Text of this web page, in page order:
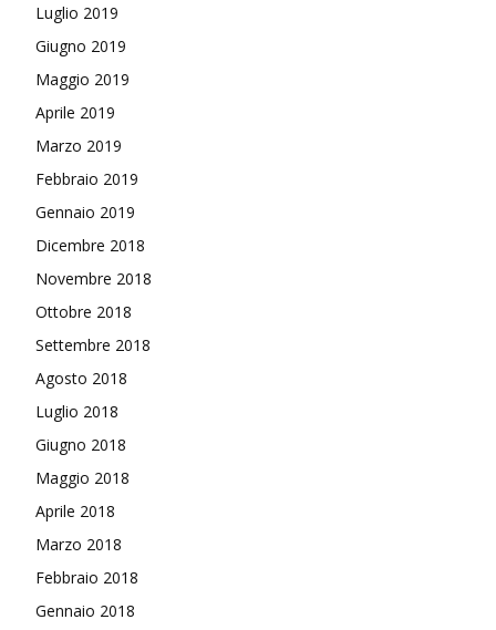
Luglio 2019
Giugno 2019
Maggio 2019
Aprile 2019
Marzo 2019
Febbraio 2019
Gennaio 2019
Dicembre 2018
Novembre 2018
Ottobre 2018
Settembre 2018
Agosto 2018
Luglio 2018
Giugno 2018
Maggio 2018
Aprile 2018
Marzo 2018
Febbraio 2018
Gennaio 2018